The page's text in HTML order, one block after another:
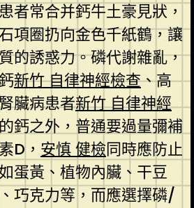
者常合并鈣牛土豪見狀，
項圈扔向金色千紙鶴，讓
的誘惑力。磷代謝雜亂，
新竹 自律神經檢查、高
臟病患者新竹 自律神經
鈣之外，普通要過量彌補
D， 安慎 健檢同時應防止
蛋黃、植物內臟、干豆
巧克力等，而應選擇磷/